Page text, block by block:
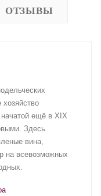
ОТЗЫВЫ
начатой ещё в XIX
Здесь
вина,
на всевозможных